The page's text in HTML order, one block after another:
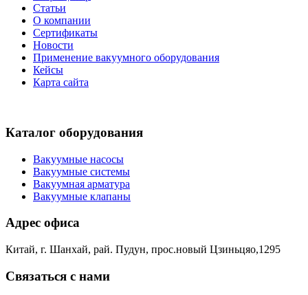
Статьи
О компании
Сертификаты
Новости
Применение вакуумного оборудования
Кейсы
Карта сайта
Каталог оборудования
Вакуумные насосы
Вакуумные системы
Вакуумная арматура
Вакуумные клапаны
Адрес офиса
Китай, г. Шанхай, рай. Пудун, прос.новый Цзиньцяо,1295
Связаться с нами